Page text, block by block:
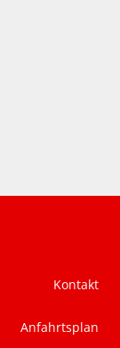
Kontakt
Anfahrtsplan